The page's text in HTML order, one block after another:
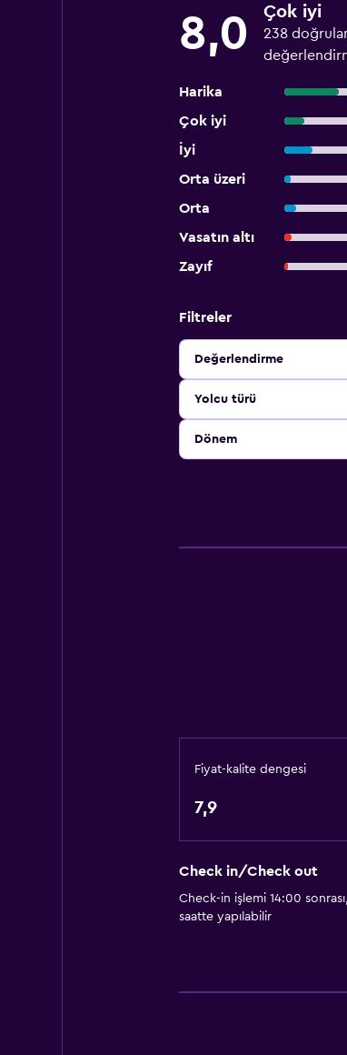
8,0 Çok iyi
238
Harika
Çok iyi
İyi
Orta üzeri
Orta
Vasatın altı
Zayıf
Filtreler
Değerlendirme
Yolcu türü
Dönem
Fiyat-kalite dengesi
7,9
Check in/Check out
Check-in işlemi 14:00
saatte yapılabilir